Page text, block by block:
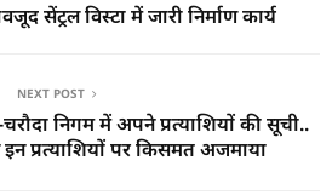
सेंट्रल विस्टा में जारी निर्माण कार्य
NEXT POST
निगम में अपने प्रत्याशियों की सूची..
इन प्रत्याशियों पर किसमत अजमाया